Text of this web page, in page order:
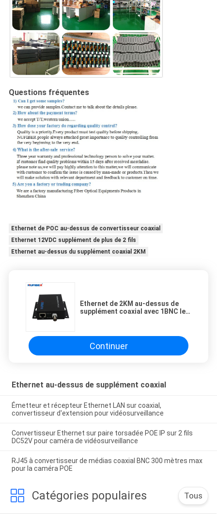
Questions fréquentes
Ethernet de POC au-dessus de convertisseur coaxial
Ethernet 12VDC supplément de plus de 2 fils
Ethernet au-dessus du supplément coaxial 2KM
Ethernet de 2KM au-dessus de
supplément coaxial avec 1BNC le
Continuer
Ethernet au-dessus de supplément coaxial
Émetteur et récepteur Ethernet LAN sur coaxial,
convertisseur d'extension pour vidéosurveillance
Convertisseur Ethernet sur paire torsadée POE IP sur 2 fils
DC52V pour caméra de vidéosurveillance
RJ45 à convertisseur de médias coaxial BNC 300 mètres max
pour la caméra POE
Catégories populaires Tous